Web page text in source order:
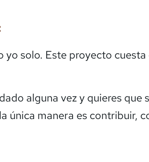
yo solo. Este proyecto cuesta
alguna vez y quieres que
única manera es contribuir,